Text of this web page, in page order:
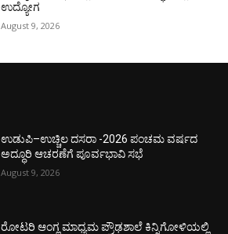
ಉದ್ಯೋಗ
August 9, 2026
ಉಡುಪಿ–ಉಚ್ಚಿಲ ದಸರಾ -2026 ಪಂಚಮ ವರ್ಷದ
ಅದ್ಧೂರಿ ಆಚರಣೆಗೆ ಪೂರ್ವಭಾವಿ ಸಭೆ
August 9, 2026
ರೋಟರಿ ಆಂಗ್ಲ ಮಾಧ್ಯಮ ಪ್ರೌಢಶಾಲೆ ಕಿನ್ನಿಗೋಳಿಯಲ್ಲಿ